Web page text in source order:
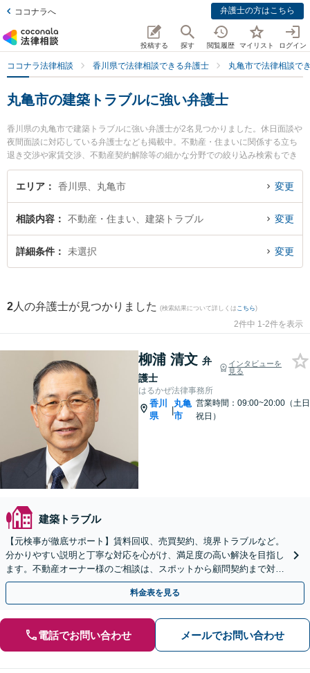
ココナラへ 弁護士の方はこちら
投稿する 探す 閲覧履歴 マイリスト ログイン
ココナラ法律相談 香川県で法律相談できる弁護士 丸亀市で法律相談で
丸亀市の建築トラブルに強い弁護士
香川県の丸亀市で建築トラブルに強い弁護士が2名見つかりました。休日面談や
夜間面談に対応している弁護士なども掲載中。不動産・住まいに関係する立ち
退き交渉や家賃交渉、不動産契約解除等の細かな分野での絞り込み検索もでき
便利です。特にはるかぜ法律事務所の柳浦 清文弁護士や丸亀みらい法律事務所
の久保田 仁弁護士のプロフィール情報や弁護士費用、強みなどが注目されてい
を検索したい』『初回相談無料で建築トラブルを法律相談できる丸亀市内の弁
護士に相談予約したい』などでお困りの相談者さんにおすすめです。
エリア 香川県、丸亀市 変更
相談内容 不動産・住まい、建築トラブル 変更
詳細条件 未選択 変更
2 人の弁護士が見つかりました (検索結果について詳しくは こちら)
2件中 1-2件を表示
柳浦 清文 弁
護士
インタビューを
見る
はるかぜ法律事務所
香川
県
|
丸亀
市
営業時間：09:00~20:00（土日
祝日）
建築トラブル
【元検事が徹底サポート】賃料回収、売買契約、境界トラブルなど。
分かりやすい説明と丁寧な対応を心がけ、満足度の高い解決を目指し
ます。不動産オーナー様のご相談は、スポットから顧問契約まで対応
いたします【休日・夜間相談可（予約制）】
料金表を見る
電話でお問い合わせ メールでお問い合わせ